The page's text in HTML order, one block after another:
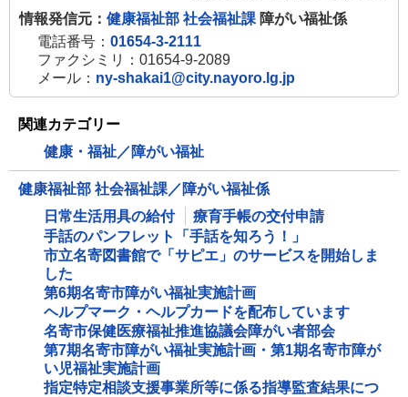
情報発信元： 健康福祉部 社会福祉課 障がい福祉係
電話番号： 01654-3-2111
ファクシミリ：01654-9-2089
メール： ny-shakai1@city.nayoro.lg.jp
関連カテゴリー
健康・福祉／障がい福祉
健康福祉部 社会福祉課／障がい福祉係
日常生活用具の給付
療育手帳の交付申請
手話のパンフレット「手話を知ろう！」
市立名寄図書館で「サピエ」のサービスを開始しま
した
第6期名寄市障がい福祉実施計画
ヘルプマーク・ヘルプカードを配布しています
名寄市保健医療福祉推進協議会障がい者部会
第7期名寄市障がい福祉実施計画・第1期名寄市障が
い児福祉実施計画
指定特定相談支援事業所等に係る指導監査結果につ